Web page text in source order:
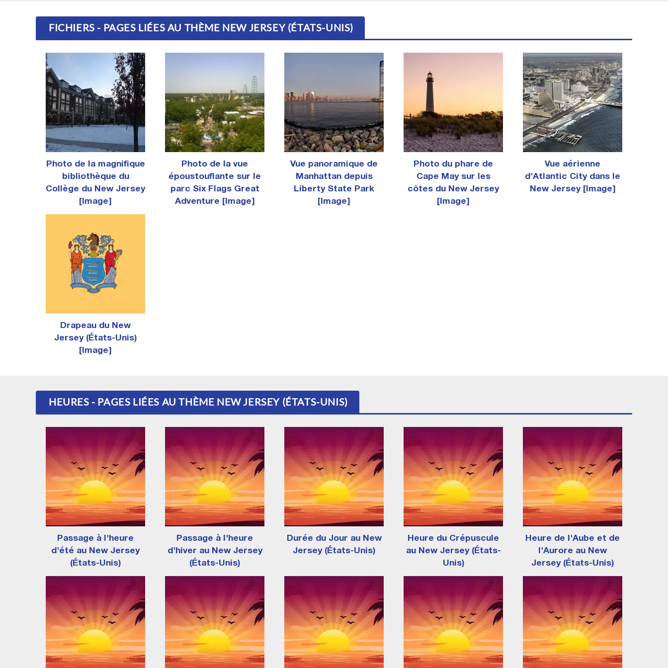
FICHIERS - PAGES LIÉES AU THÈME NEW JERSEY (ÉTATS-UNIS)
Photo de la magnifique
bibliothèque du
Collège du New Jersey
[Image]
Photo de la vue
époustouflante sur le
parc Six Flags Great
Adventure [Image]
Vue panoramique de
Manhattan depuis
Liberty State Park
[Image]
Photo du phare de
Cape May sur les
côtes du New Jersey
[Image]
Vue aérienne
d'Atlantic City dans le
New Jersey [Image]
Drapeau du New
Jersey (États-Unis)
[Image]
HEURES - PAGES LIÉES AU THÈME NEW JERSEY (ÉTATS-UNIS)
Passage à l'heure
d'été au New Jersey
(États-Unis)
Passage à l'heure
d'hiver au New Jersey
(États-Unis)
Durée du Jour au New
Jersey (États-Unis)
Heure du Crépuscule
au New Jersey (États-
Unis)
Heure de l'Aube et de
l'Aurore au New
Jersey (États-Unis)